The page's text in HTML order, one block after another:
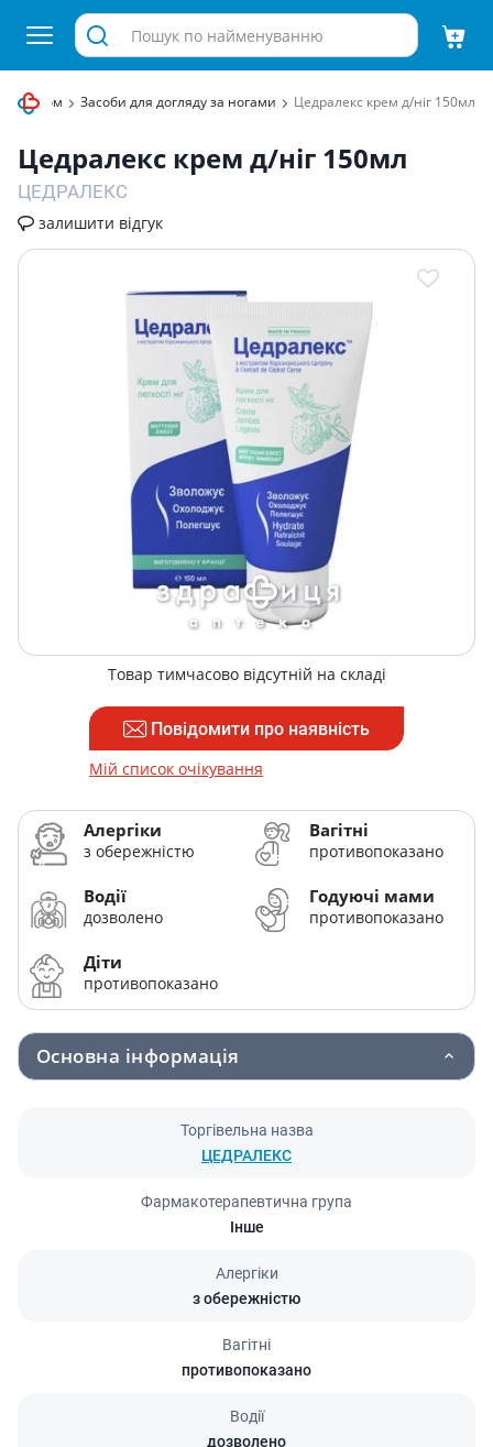
за тілом Засоби для догляду за ногами Цедралекс крем д/нiг 150мл
Цедралекс крем д/нiг 150мл
ЦЕДРАЛЕКС
залишити відгук
Товар тимчасово відсутній на складі
Повідомити про наявність
Мій список очікування
Алергіки
з обережністю
Вагітні
противопоказано
Водії
дозволено
Годуючі мами
противопоказано
Діти
противопоказано
Основна інформація
Торгівельна назва
ЦЕДРАЛЕКС
Фармакотерапевтична група
Інше
Алергіки
з обережністю
Вагітні
противопоказано
Водії
дозволено